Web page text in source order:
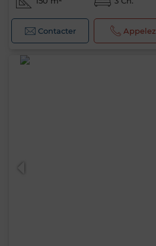
Contacter Appelez